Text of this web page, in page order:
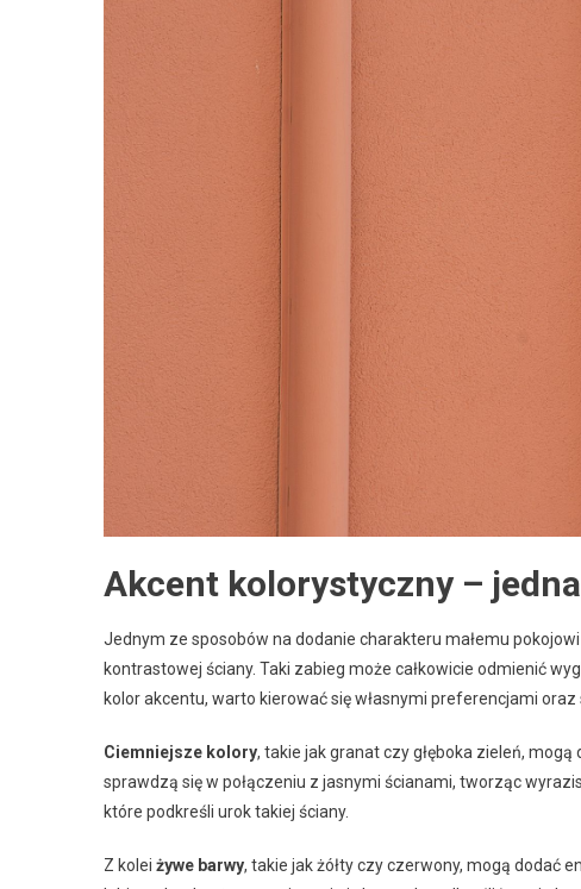
Akcent kolorystyczny –
Jednym ze sposobów na dodanie charakteru małemu
kontrastowej ściany. Taki zabieg może całkowicie odmienić
kolor akcentu, warto kierować się własnymi preferencjami oraz
Ciemniejsze kolory, takie jak granat czy głęboka zieleń,
sprawdzą się w połączeniu z jasnymi ścianami, tworząc
które podkreśli urok takiej ściany.
Z kolei żywe barwy, takie jak żółty czy czerwony, mogą dodać